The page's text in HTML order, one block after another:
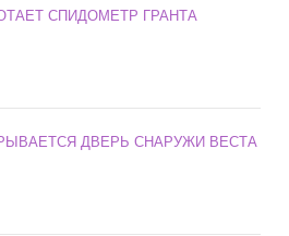
СПИДОМЕТР ГРАНТА
ДВЕРЬ СНАРУЖИ ВЕСТА